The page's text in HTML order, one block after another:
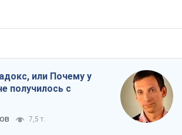
или Почему у
получилось с
7,5 т.